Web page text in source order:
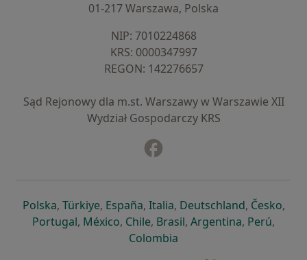
01-217 Warszawa, Polska
NIP: ⁠7010224868
KRS: ⁠0000347997
REGON: ⁠142276657
Sąd Rejonowy dla m.st. Warszawy w Warszawie XII
Wydział Gospodarczy KRS
Polskaotwiera się w nowej karcie
, Türkiyeotwiera się w nowej karcie
, Españaotwiera się w nowej karcie
, Italiaotwiera się w nowej
, Deutschlandotwiera się
, Česko,
Portugalotwiera się w nowej karcie
, Méxicootwiera się w nowej karcie
, Chileotwiera się w nowej karcie
, Brasilotwiera się w nowej
, Argentinaotwiera się
, Perú,
Colombia